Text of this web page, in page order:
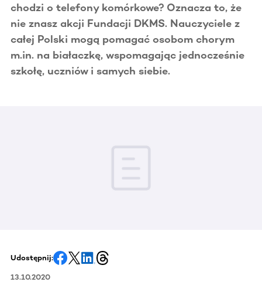
chodzi o telefony komórkowe? Oznacza to, że
nie znasz akcji Fundacji DKMS. Nauczyciele z
całej Polski mogą pomagać osobom chorym
m.in. na białaczkę, wspomagając jednocześnie
szkołę, uczniów i samych siebie.
Udostępnij:
13.10.2020